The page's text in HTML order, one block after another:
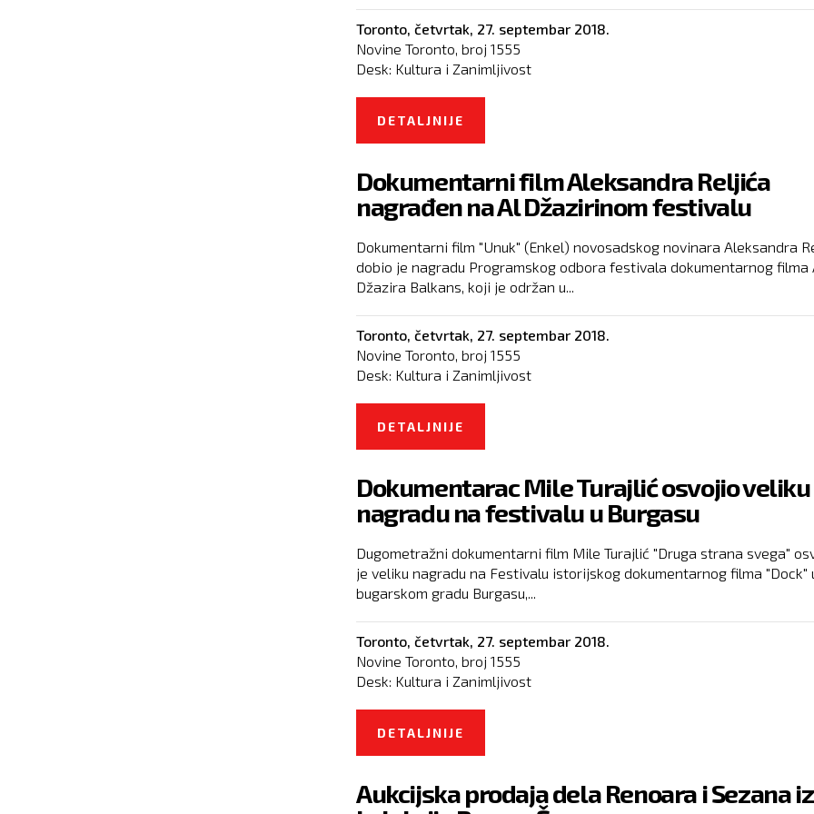
Toronto, četvrtak, 27. septembar 2018.
Novine Toronto, broj 1555
Desk: Kultura i Zanimljivost
DETALJNIJE
Dokumentarni film Aleksandra Reljića
nagrađen na Al Džazirinom festivalu
Dokumentarni film "Unuk" (Enkel) novosadskog novinara Aleksandra
dobio je nagradu Programskog odbora festivala dokumentarnog filma
Džazira Balkans, koji je održan u...
Toronto, četvrtak, 27. septembar 2018.
Novine Toronto, broj 1555
Desk: Kultura i Zanimljivost
DETALJNIJE
Dokumentarac Mile Turajlić osvojio veliku
nagradu na festivalu u Burgasu
Dugometražni dokumentarni film Mile Turajlić "Druga strana svega"
je veliku nagradu na Festivalu istorijskog dokumentarnog filma "Dock"
bugarskom gradu Burgasu,...
Toronto, četvrtak, 27. septembar 2018.
Novine Toronto, broj 1555
Desk: Kultura i Zanimljivost
DETALJNIJE
Aukcijska prodaja dela Renoara i Sezana iz